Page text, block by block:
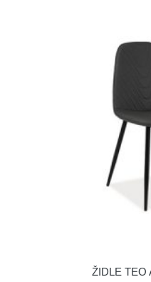
ŽIDLE TEO